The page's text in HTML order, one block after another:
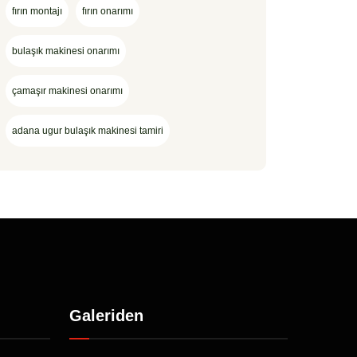
fırın montajı fırın onarımı
bulaşık makinesi onarımı
çamaşır makinesi onarımı
adana ugur bulaşık makinesi tamiri
Galeriden